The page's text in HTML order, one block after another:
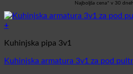
Najboljša cena* v 30
+
Kuhinjska pipa 3v1
Kuhinjska armatura 3v1 za pod